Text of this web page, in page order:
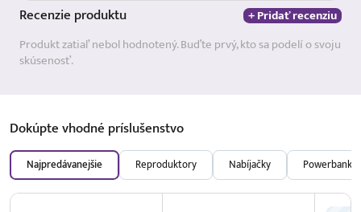
Recenzie produktu
+ Pridať recenziu
Produkt zatiaľ nebol hodnotený. Buďte prvý, kto sa podelí o svoju
skúsenosť.
Dokúpte vhodné príslušenstvo
Najpredávanejšie Reproduktory Nabíjačky Powerbanky